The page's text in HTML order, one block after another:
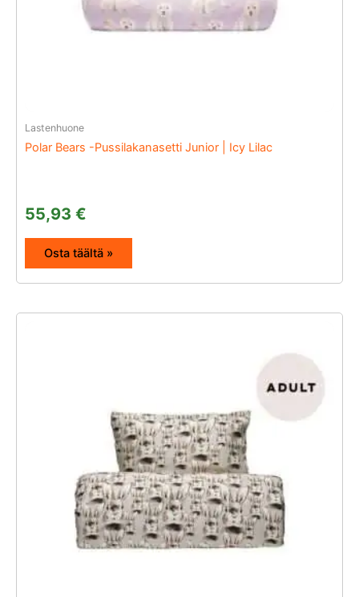
Lastenhuone
Polar Bears -Pussilakanasetti Junior | Icy Lilac
55,93 €
Osta täältä »